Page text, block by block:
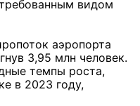
видом
аэропорта
3,95 млн человек.
темпы роста,
в 2023 году,